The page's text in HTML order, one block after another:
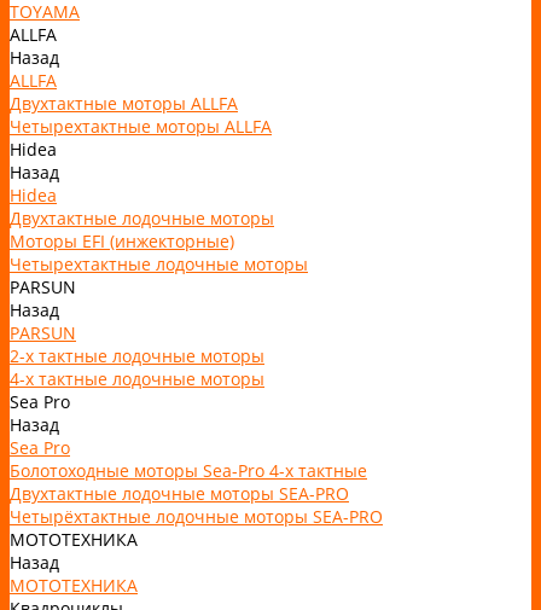
TOYAMA
ALLFA
Назад
ALLFA
Двухтактные моторы ALLFA
Четырехтактные моторы ALLFA
Hidea
Назад
Hidea
Двухтактные лодочные моторы
Моторы EFI (инжекторные)
Четырехтактные лодочные моторы
PARSUN
Назад
PARSUN
2-х тактные лодочные моторы
4-х тактные лодочные моторы
Sea Pro
Назад
Sea Pro
Болотоходные моторы Sea-Pro 4-х тактные
Двухтактные лодочные моторы SEA-PRO
Четырёхтактные лодочные моторы SEA-PRO
МОТОТЕХНИКА
Назад
МОТОТЕХНИКА